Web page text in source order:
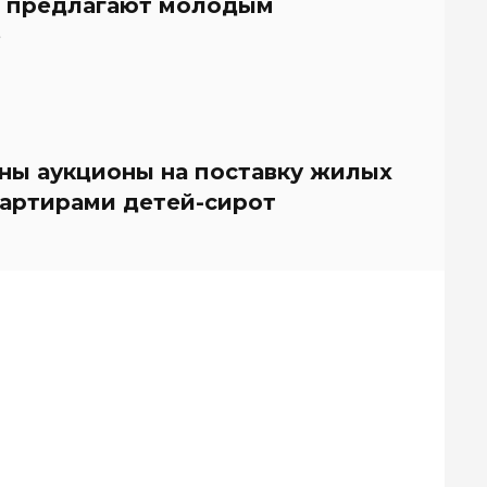
предлагают молодым
аукционы на поставку жилых
детей-сирот